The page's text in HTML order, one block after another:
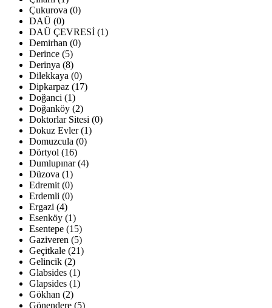
Çukurova (0)
DAÜ (0)
DAÜ ÇEVRESİ (1)
Demirhan (0)
Derince (5)
Derinya (8)
Dilekkaya (0)
Dipkarpaz (17)
Doğanci (1)
Doğanköy (2)
Doktorlar Sitesi (0)
Dokuz Evler (1)
Domuzcula (0)
Dörtyol (16)
Dumlupınar (4)
Düzova (1)
Edremit (0)
Erdemli (0)
Ergazi (4)
Esenköy (1)
Esentepe (15)
Gaziveren (5)
Geçitkale (21)
Gelincik (2)
Glabsides (1)
Glapsides (1)
Gökhan (2)
Gönendere (5)